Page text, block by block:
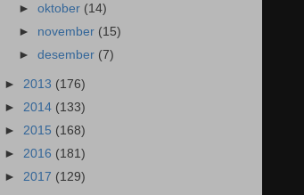
►oktober (14)
► november (15)
►desember (7)
► 2013 (176)
► 2014 (133)
► 2015 (168)
► 2016 (181)
► 2017 (129)